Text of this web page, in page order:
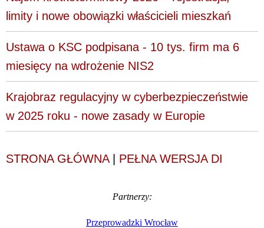
limity i nowe obowiązki właścicieli mieszkań
Ustawa o KSC podpisana - 10 tys. firm ma 6
miesięcy na wdrożenie NIS2
Krajobraz regulacyjny w cyberbezpieczeństwie
w 2025 roku - nowe zasady w Europie
STRONA GŁÓWNA| PEŁNA WERSJA DI
Partnerzy:
Przeprowadzki Wrocław